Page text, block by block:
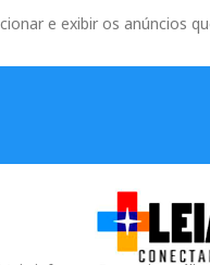
e exibir os anúncios